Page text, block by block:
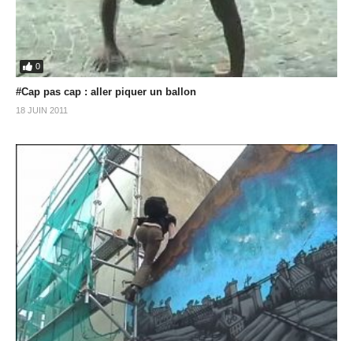
0
#Cap pas cap : aller piquer un ballon
18 JUIN 2011